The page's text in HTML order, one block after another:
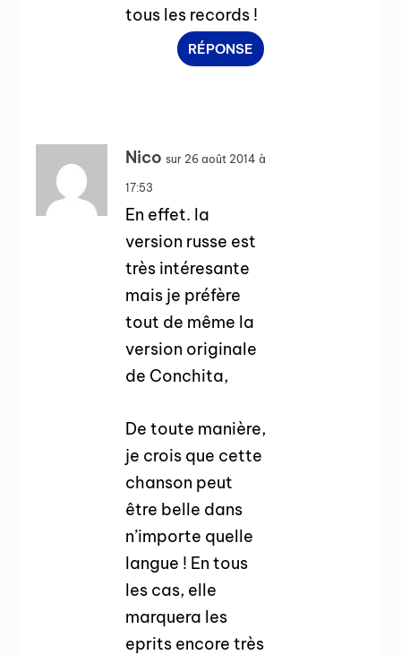
tous les records !
RÉPONSE
Nico sur 26 août 2014 à
17:53
En effet. la
version russe est
très intéresante
mais je préfère
tout de même la
version originale
de Conchita,
De toute manière,
je crois que cette
chanson peut
être belle dans
n’importe quelle
langue ! En tous
les cas, elle
marquera les
eprits encore très